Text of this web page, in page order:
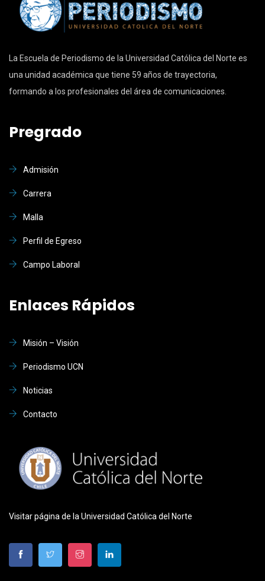
La Escuela de Periodismo de la Universidad Católica del Norte es
una unidad académica que tiene 59 años de trayectoria,
formando a los profesionales del área de comunicaciones.
Pregrado
Admisión
Carrera
Malla
Perfil de Egreso
Campo Laboral
Enlaces Rápidos
Misión – Visión
Periodismo UCN
Noticias
Contacto
Visitar página de la Universidad Católica del Norte